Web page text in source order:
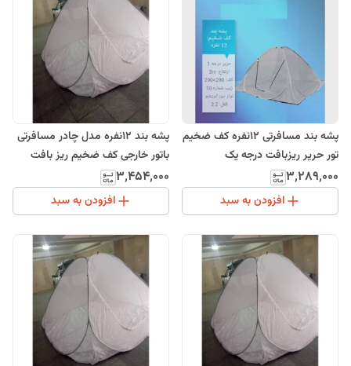
پشه بند مسافرتی 12نفره کف ضخیم
تور حریر ریزبافت درجه یک
۳٬۲۸۹٬۰۰۰
افزودن به سبد
پشه بند 12نفره مدل چادر مسافرتی
باتور خارجی کف ضخیم ریز بافت
۳٬۴۵۴٬۰۰۰
افزودن به سبد